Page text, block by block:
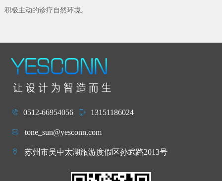
积极主动的诊疗自然环境。
0512-66954056 13151186024
tone_sun@yesconn.com
苏州市吴中太湖旅游度假区孙武路2013号